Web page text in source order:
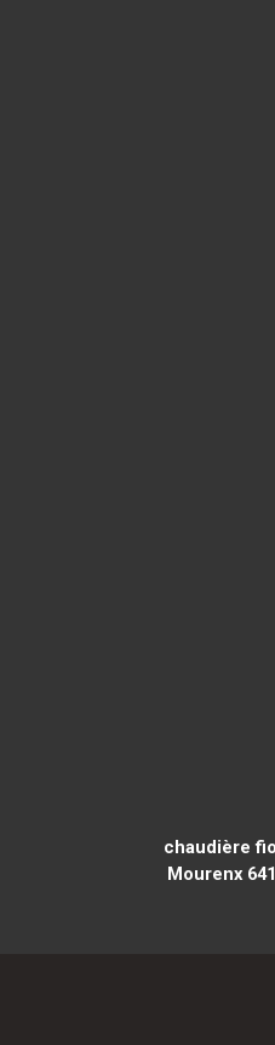
chaudière
Mourenx